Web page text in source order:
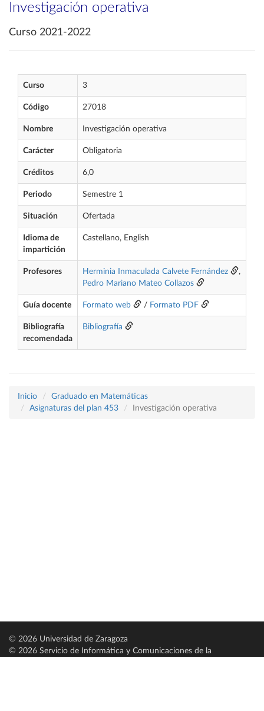
Investigación operativa
Curso 2021-2022
Curso 3
Código 27018
Nombre Investigación operativa
Carácter Obligatoria
Créditos 6,0
Periodo Semestre 1
Situación Ofertada
Idioma de
impartición
Castellano, English
Profesores Herminia Inmaculada Calvete Fernández
,
Pedro Mariano Mateo Collazos
Guía docente Formato web / Formato PDF
Bibliografía
recomendada
Bibliografía
Inicio
Graduado en Matemáticas
Asignaturas del plan 453
Investigación operativa
© 2026 Universidad de Zaragoza
© 2026 Servicio de Informática y Comunicaciones de la